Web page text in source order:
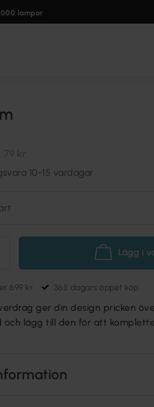
lampor
79 kr
10-15 vardagar
Lägg i
699 kr 365 dagars öppet köp
ger din design pricken
och lägg till den för att